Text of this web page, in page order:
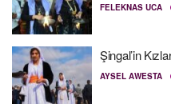
FELEKNAS UCA
Şingal’in
AYSEL AWESTA